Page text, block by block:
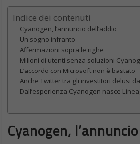
Indice dei contenuti
Cyanogen, l’annuncio dell’addio
Un sogno infranto
Affermazioni sopra le righe
Milioni di utenti senza soluzioni
L’accordo con Microsoft non è bastato
Anche Twitter tra gli investitori delusi
Dall’esperienza Cyanogen nasce
Cyanogen,